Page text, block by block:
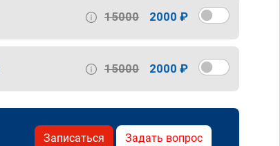
15000 2000 ₽
15000 2000 ₽
Записаться Задать вопрос